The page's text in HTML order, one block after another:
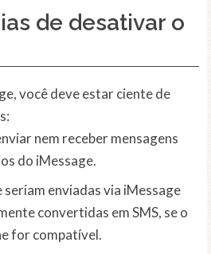
de desativar o
você deve estar ciente de
nem receber mensagens
do iMessage.
seriam enviadas via iMessage
convertidas em SMS, se o
for compatível.